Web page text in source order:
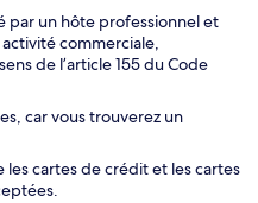
par un hôte professionnel et
commerciale,
de l’article 155 du Code
car vous trouverez un
cartes de crédit et les cartes